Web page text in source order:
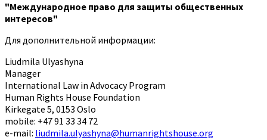
"Международное право для защиты общественных
интересов"
Для дополнительной информации:
Liudmila Ulyashyna
Manager
International Law in Advocacy Program
Human Rights House Foundation
Kirkegate 5, 0153 Oslo
mobile: +47 91 33 34 72
e-mail: liudmila.ulyashyna@humanrightshouse.org